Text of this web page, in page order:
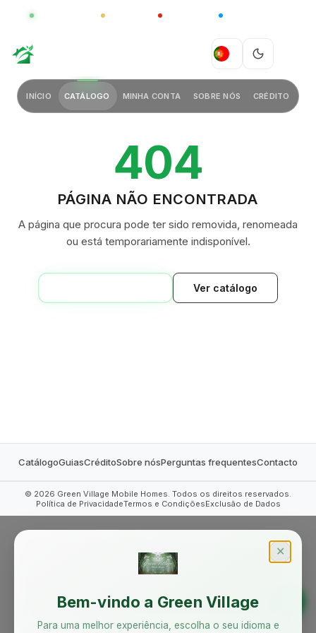
GLOBAL CHINA
PT
INÍCIO CATÁLOGO MINHA CONTA SOBRE NÓS CRÉDITO
404
PÁGINA NÃO ENCONTRADA
A página que procura pode ter sido removida, renomeada
ou está temporariamente indisponível.
Ver catálogo
CatálogoGuiasCréditoSobre nósPerguntas frequentesContacto
© 2026 Green Village Mobile Homes. Todos os direitos reservados.
Política de PrivacidadeTermos e CondiçõesExclusão de Dados
✕
Bem-vindo a Green Village
Para uma melhor experiência, escolha o seu idioma e